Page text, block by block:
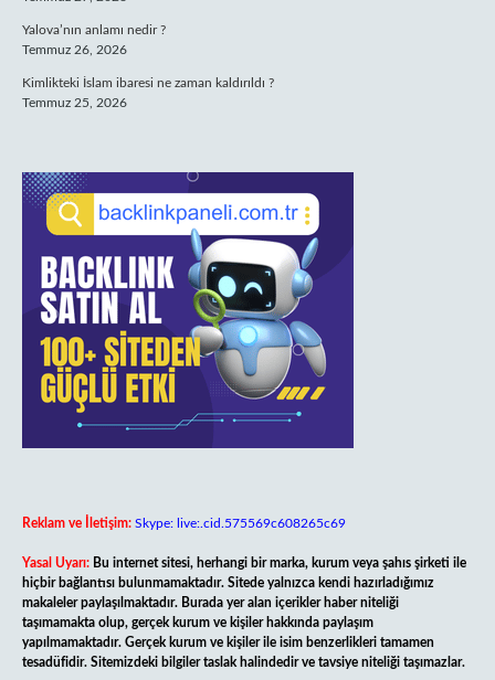
Yalova’nın anlamı nedir ?
Temmuz 26, 2026
Kimlikteki İslam ibaresi ne zaman kaldırıldı ?
Temmuz 25, 2026
Reklam ve İletişim: Skype: live:.cid.575569c608265c69
Yasal Uyarı: Bu internet sitesi, herhangi bir marka, kurum veya şahıs şirketi ile
hiçbir bağlantısı bulunmamaktadır. Sitede yalnızca kendi hazırladığımız
makaleler paylaşılmaktadır. Burada yer alan içerikler haber niteliği
taşımamakta olup, gerçek kurum ve kişiler hakkında paylaşım
yapılmamaktadır. Gerçek kurum ve kişiler ile isim benzerlikleri tamamen
tesadüfidir. Sitemizdeki bilgiler taslak halindedir ve tavsiye niteliği taşımazlar.